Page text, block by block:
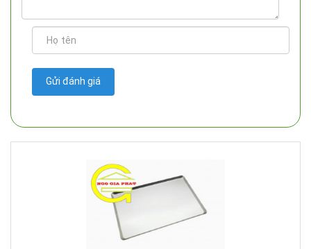
Gửi đánh giá